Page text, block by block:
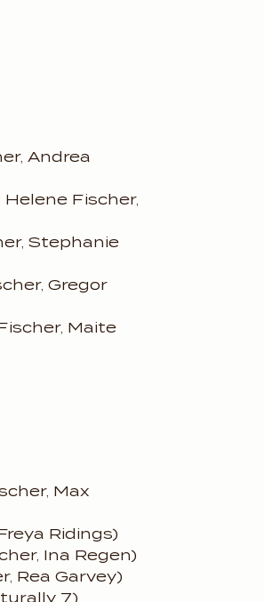
Andrea
Fischer,
Stephanie
Gregor
Maite
Max
Ridings)
Ina Regen)
Rea Garvey)
7)